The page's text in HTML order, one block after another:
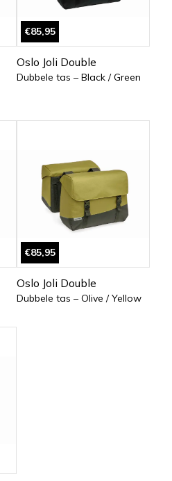
€85,95
Oslo Joli Double
Dubbele tas – Black / Green
€85,95
Oslo Joli Double
Dubbele tas – Olive / Yellow